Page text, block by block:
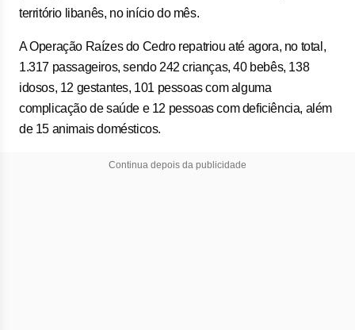
território libanês, no início do mês.
A Operação Raízes do Cedro repatriou até agora, no total,
1.317 passageiros, sendo 242 crianças, 40 bebês, 138
idosos, 12 gestantes, 101 pessoas com alguma
complicação de saúde e 12 pessoas com deficiência, além
de 15 animais domésticos.
Continua depois da publicidade